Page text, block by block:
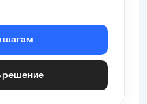
\int_{0}^{\infty} e^{-st}
по интервалам, мы
интегралов по этим
равна нулю
шагам
решение